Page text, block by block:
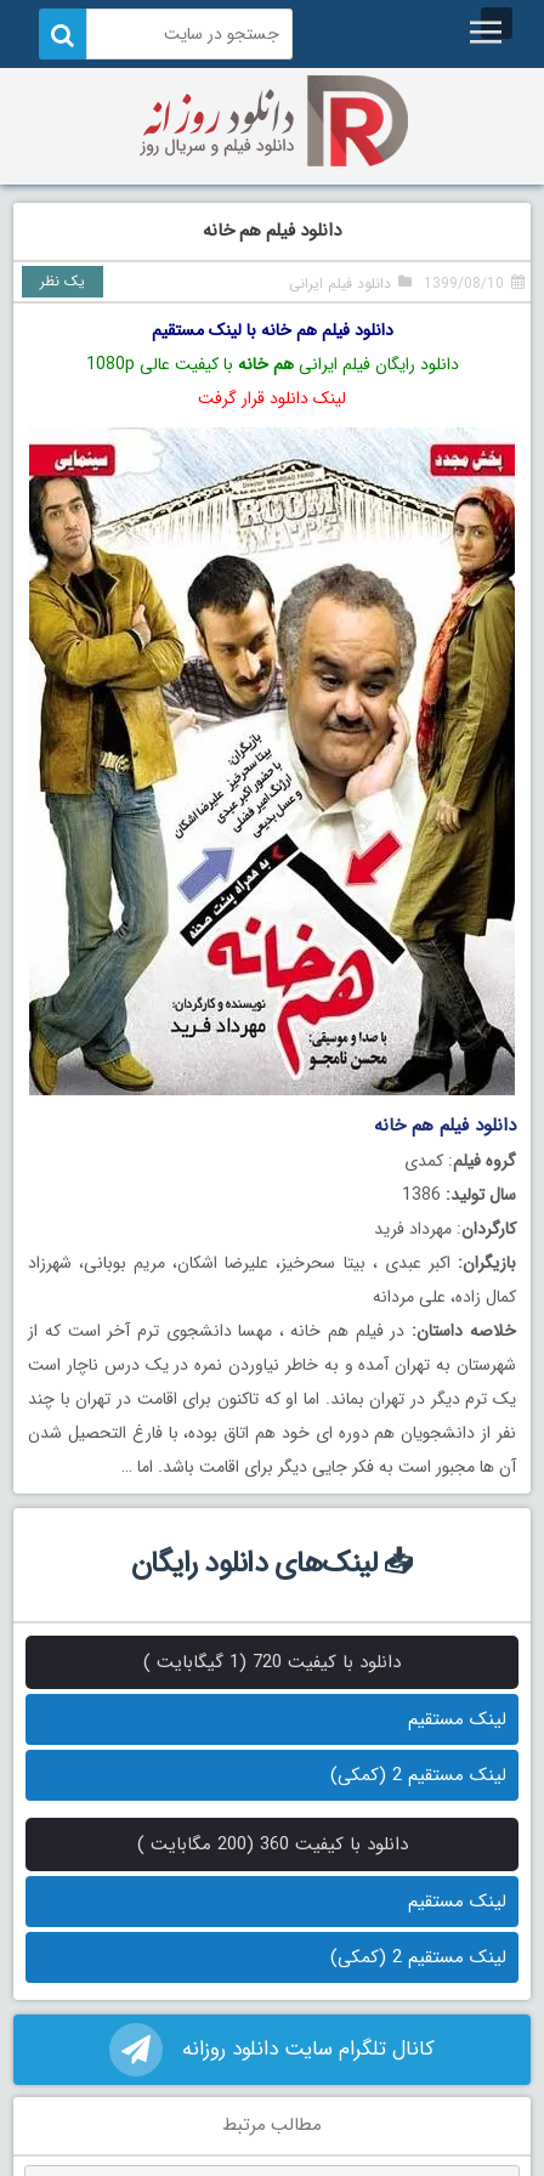
دانلود فیلم هم خانه
1399/08/10 دانلود فیلم ایرانی یک نظر
دانلود فیلم هم خانه با لینک مستقیم
دانلود رایگان فیلم ایرانیهم خانه با کیفیت عالی 1080p
لینک دانلود قرار گرفت
دانلود فیلم هم خانه
گروه فیلم: کمدی
سال تولید:
کارگردان: مهرداد فرید
بازیگران: اکبر عبدی ، بیتا سحرخیز، علیرضا اشکان، مریم بوبانی، شهرزاد
کمال زاده، علی مردانه
خلاصه داستان: در فیلم هم خانه ، مهسا دانشجوی ترم آخر است که از
شهرستان به تهران آمده و به خاطر نیاوردن نمره در یک درس ناچار است
یک ترم دیگر در تهران بماند. اما او که تاکنون برای اقامت در تهران با چند
نفر از دانشجویان هم دوره ای خود هم اتاق بوده، با فارغ التحصیل شدن
آن ها مجبور است به فکر جایی دیگر برای اقامت باشد. اما …
📥 لینک‌های دانلود رایگان
دانلود با کیفیت 720 (1 گیگابایت )
لینک مستقیم
لینک مستقیم 2 (کمکی)
دانلود با کیفیت 360 (200 مگابایت )
لینک مستقیم
لینک مستقیم 2 (کمکی)
کانال تلگرام سایت دانلود روزانه
مطالب مرتبط